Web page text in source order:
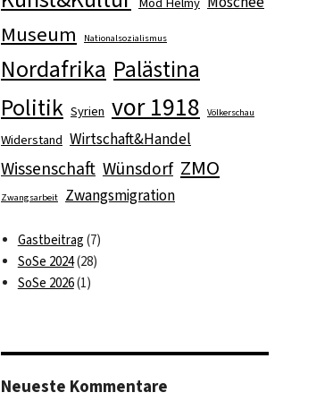
Museum Nationalsozialismus
Nordafrika Palästina
Politik Syrien vor 1918 Völkerschau
Widerstand Wirtschaft&Handel
Wissenschaft Wünsdorf ZMO
Zwangsarbeit Zwangsmigration
Gastbeitrag (7)
SoSe 2024(28)
SoSe 2026(1)
Neueste Kommentare